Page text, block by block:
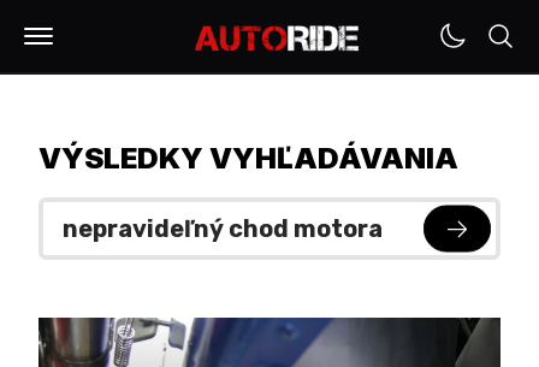
VÝSLEDKY VYHĽADÁVANIA